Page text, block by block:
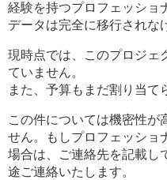
経験を持つプロフェッショ
データは完全に移行されな
現時点では、このプロジェ
ていません。
また、予算もまだ割り当て
この件については機密性が
せん。もしプロフェッショ
場合は、ご連絡先を記載し
途ご連絡いたします。